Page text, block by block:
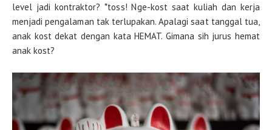
level jadi kontraktor? *toss! Nge-kost saat kuliah dan kerja
menjadi pengalaman tak terlupakan. Apalagi saat tanggal tua,
anak kost dekat dengan kata HEMAT. Gimana sih jurus hemat
anak kost?